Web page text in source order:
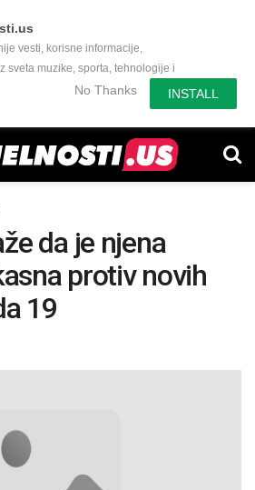
vesti, korisne informacije,
sveta muzike, sporta, tehnologije i
zanimljivog.No Thanks INSTALL
da je njena
protiv novih
19